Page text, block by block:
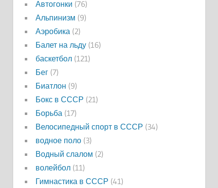
Автогонки (76)
Альпинизм (9)
Аэробика (2)
Балет на льду(16)
баскетбол(121)
Бег(7)
Биатлон (9)
Бокс в СССР (21)
Борьба (17)
Велосипедный спорт в СССР (34)
водное поло(3)
Водный слалом (2)
волейбол(11)
Гимнастика в СССР (41)